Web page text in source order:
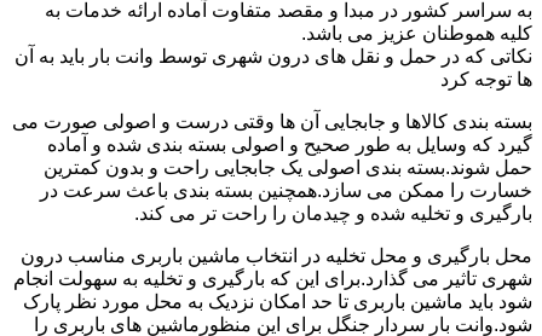
به سراسر کشور در مبدا و مقصد متفاوت آماده ارائه خدمات به
کلیه هموطنان عزیز می باشد.
نکاتی که در حمل و نقل های درون شهری توسط وانت بار باید به آن
ها توجه کرد
بسته بندی کالاها و جابجایی آن ها وقتی درست و اصولی صورت می
گیرد که وسایل به طور صحیح و اصولی بسته بندی شده و آماده
حمل شوند.بسته بندی اصولی یک جابجایی راحت و بدون کمترین
خسارت را ممکن می سازد.همچنین بسته بندی باعث سرعت در
بارگیری و تخلیه شده و چیدمان را راحت تر می کند.
محل بارگیری و محل تخلیه در انتخاب ماشین باربری مناسب درون
شهری تاثیر می گذارد.برای این که بارگیری و تخلیه به سهولت انجام
شود باید ماشین باربری تا حد امکان نزدیک به محل مورد نظر پارک
شود.وانت بار سردار جنگل برای این منظورماشین های باربری را